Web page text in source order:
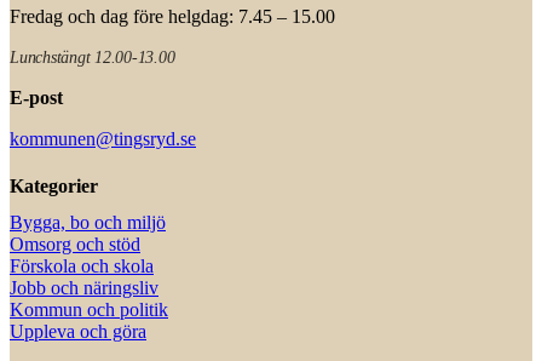
Fredag och dag före helgdag: 7.45 – 15.00
Lunchstängt 12.00-13.00
E-post
kommunen@tingsryd.se
Kategorier
Bygga, bo och miljö
Omsorg och stöd
Förskola och skola
Jobb och näringsliv
Kommun och politik
Uppleva och göra